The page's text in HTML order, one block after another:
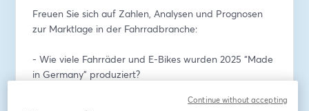
Freuen Sie sich auf Zahlen, Analysen und Prognosen
zur Marktlage in der Fahrradbranche:
- Wie viele Fahrräder und E-Bikes wurden 2025 “Made
in Germany” produziert?
Continue without accepting